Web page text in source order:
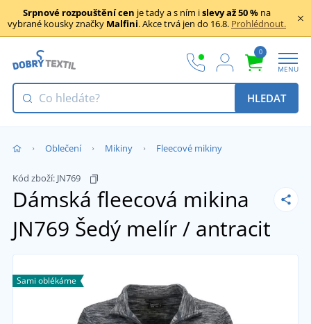
Srpnové rozpouštění cen je tady a s ním islevy až 50 % na
vybrané kousky značky Malfini. Akce trvá jen do 16.8. Prohlédnout.
0
MENU
HLEDAT
Oblečení Mikiny Fleecové mikiny
Kód zboží: JN769
Dámská fleecová mikina
JN769 Šedý melír / antracit
Sami oblékáme